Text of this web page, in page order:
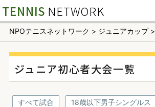
TENNIS NETWORK
NPOテニスネットワーク > ジュニアカップ>
ジュニア初心者大会一覧
すべて試合 18歳以下男子シングルス